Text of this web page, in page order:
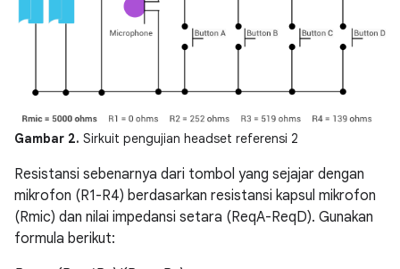
Gambar 2. Sirkuit pengujian headset referensi 2
Resistansi sebenarnya dari tombol yang sejajar dengan
mikrofon (R1-R4) berdasarkan resistansi kapsul mikrofon
(Rmic) dan nilai impedansi setara (ReqA-ReqD). Gunakan
formula berikut: